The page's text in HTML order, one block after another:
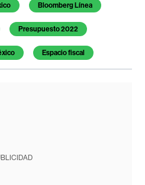
Bloomberg Línea
Presupuesto 2022
Espacio fiscal